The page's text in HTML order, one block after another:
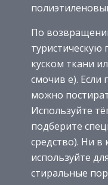
По
туристическую
куском ткани
смочив е). Если
можно
Используйте
подберите
средство). Ни в
используйте
стиральные